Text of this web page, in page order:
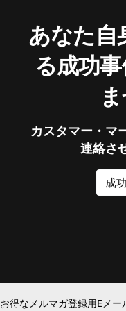
あなた自
る成功
カスタマー・マ
連絡さ
成
お得なメルマガ登録用Eメー